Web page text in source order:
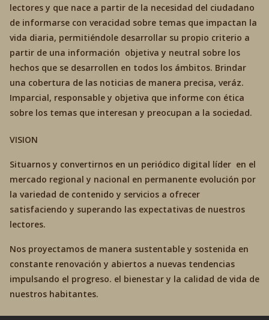
lectores y que nace a partir de la necesidad del ciudadano
de informarse con veracidad sobre temas que impactan la
vida diaria, permitiéndole desarrollar su propio criterio a
partir de una información objetiva y neutral sobre los
hechos que se desarrollen en todos los ámbitos. Brindar
una cobertura de las noticias de manera precisa, veráz.
Imparcial, responsable y objetiva que informe con ética
sobre los temas que interesan y preocupan a la sociedad.
VISION
Situarnos y convertirnos en un periódico digital líder en el
mercado regional y nacional en permanente evolución por
la variedad de contenido y servicios a ofrecer
satisfaciendo y superando las expectativas de nuestros
lectores.
Nos proyectamos de manera sustentable y sostenida en
constante renovación y abiertos a nuevas tendencias
impulsando el progreso. el bienestar y la calidad de vida de
nuestros habitantes.